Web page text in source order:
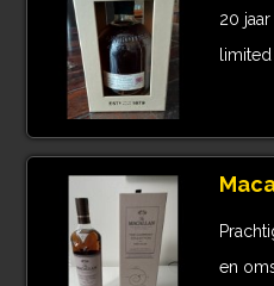
20
en